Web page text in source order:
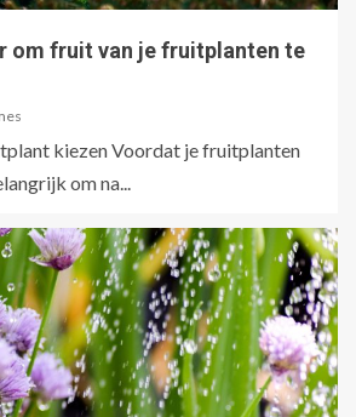
om fruit van je fruitplanten te
kiezen Voordat je fruitplanten
om na...